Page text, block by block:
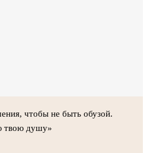
чтобы не быть обузой.
твою душу»